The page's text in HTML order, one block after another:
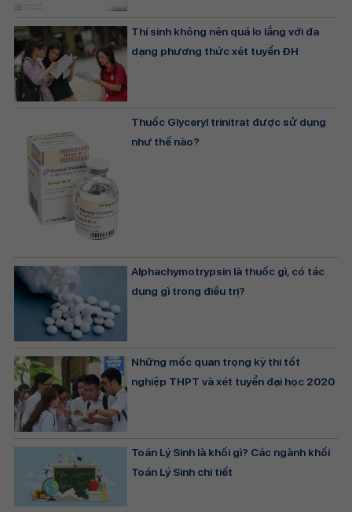
Thí sinh không nên quá lo lắng với đa
dạng phương thức xét tuyển ĐH
Thuốc Glyceryl trinitrat được sử dụng
như thế nào?
Alphachymotrypsin là thuốc gì, có tác
dụng gì trong điều trị?
Những mốc quan trọng kỳ thi tốt
nghiệp THPT và xét tuyển đại học 2020
Toán Lý Sinh là khối gì? Các ngành khối
Toán Lý Sinh chi tiết